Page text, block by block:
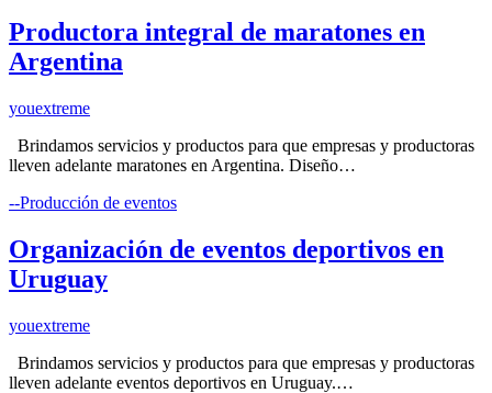
Productora integral de maratones en
Argentina
youextreme
Brindamos servicios y productos para que empresas y productoras
lleven adelante maratones en Argentina. Diseño…
--Producción de eventos
Organización de eventos deportivos en
Uruguay
youextreme
Brindamos servicios y productos para que empresas y productoras
lleven adelante eventos deportivos en Uruguay.…